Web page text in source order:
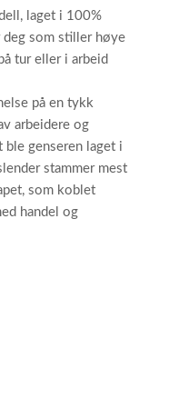
laget i 100%
som stiller høye
tur eller i arbeid
på en tykk
arbeidere og
ble genseren laget i
stammer mest
som koblet
handel og